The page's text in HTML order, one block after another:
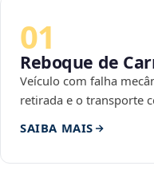
01
Reboque de
Veículo com falha
retirada e o transporte
SAIBA MAIS